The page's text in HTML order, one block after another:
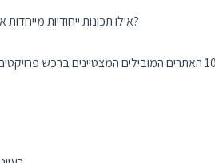
אילו תכונות ייחודיות מייחדות אתרים אלה?